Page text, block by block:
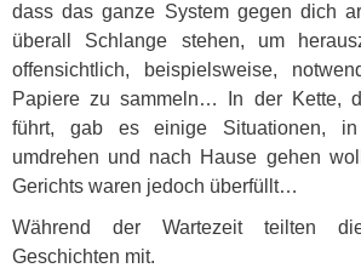
dass das ganze System gegen dich
überall Schlange stehen, um
offensichtlich, beispielsweise,
Papiere zu sammeln… In der Kette,
führt, gab es einige Situationen,
umdrehen und nach Hause gehen
Gerichts waren jedoch überfüllt…
Während der Wartezeit teilten
Geschichten mit.